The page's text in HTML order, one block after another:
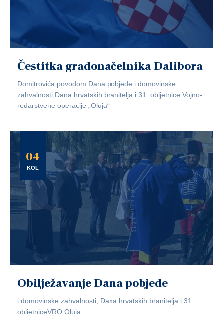
Čestitka gradonačelnika Dalibora
Domitrovića povodom Dana pobjede i domovinske
zahvalnosti,Dana hrvatskih branitelja i 31. obljetnice Vojno-
redarstvene operacije „Oluja“
04
KOL
Obilježavanje Dana pobjede
i domovinske zahvalnosti, Dana hrvatskih branitelja i 31.
obljetniceVRO Oluja